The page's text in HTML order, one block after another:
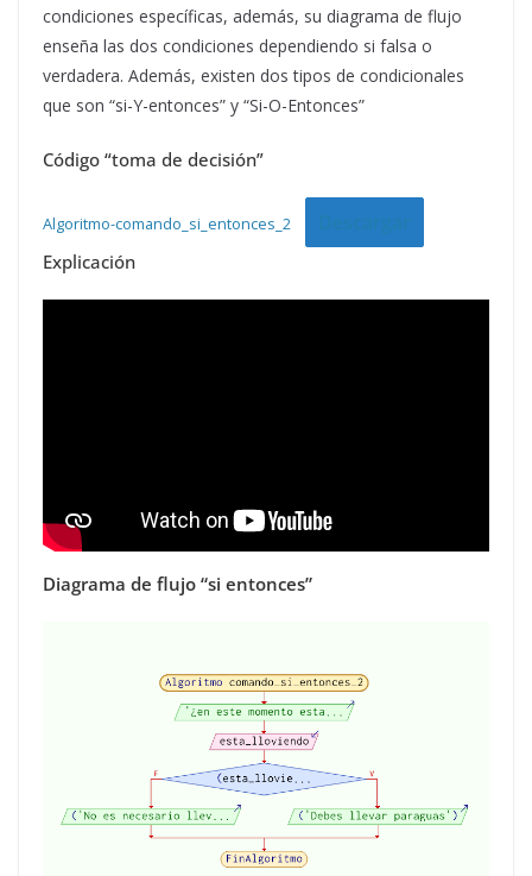
condiciones específicas, además, su diagrama de flujo
enseña las dos condiciones dependiendo si falsa o
verdadera. Además, existen dos tipos de condicionales
que son “si-Y-entonces” y “Si-O-Entonces”
Código “toma de decisión”
Algoritmo-comando_si_entonces_2
Explicación
Diagrama de flujo “si entonces”